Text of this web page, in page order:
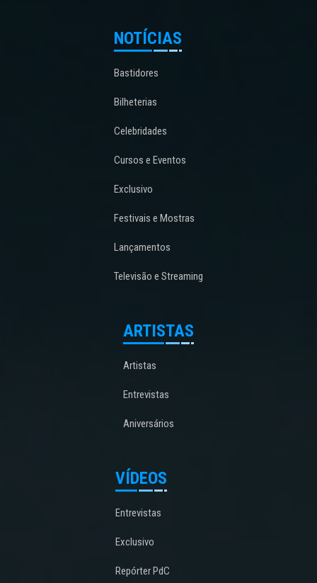
NOTÍCIAS
Bastidores
Bilheterias
Celebridades
Cursos e Eventos
Exclusivo
Festivais e Mostras
Lançamentos
Televisão e Streaming
ARTISTAS
Artistas
Entrevistas
Aniversários
VÍDEOS
Entrevistas
Exclusivo
Repórter PdC